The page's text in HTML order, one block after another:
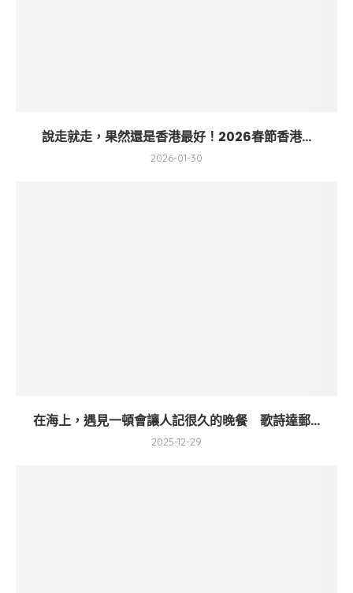
說走就走，果然還是香港最好！2026春節香港...
2026-01-30
在海上，遇見一頓會讓人記很久的晚餐 歌詩達郵...
2025-12-29